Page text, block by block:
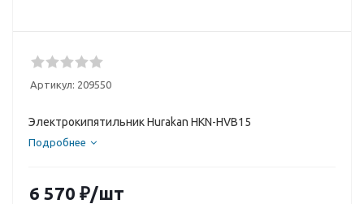
Артикул: 209550
Электрокипятильник Hurakan HKN-HVB15
Подробнее
6 570 ₽/шт